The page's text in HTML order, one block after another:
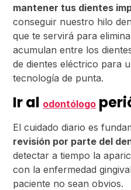
mantener tus dientes
conseguir nuestro hilo
que te servirá para
acumulan entre los
de dientes eléctrico para
tecnología de punta.
Ir al odontólogo
El cuidado diario es
revisión por parte del
detectar a tiempo la
con la enfermedad
paciente no sean obvios.